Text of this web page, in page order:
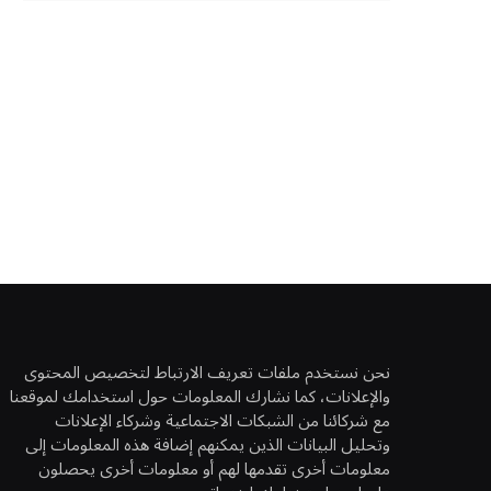
نحن نستخدم ملفات تعريف الارتباط لتخصيص المحتوى
والإعلانات، كما نشارك المعلومات حول استخدامك لموقعنا
مع شركائنا من الشبكات الاجتماعية وشركاء الإعلانات
وتحليل البيانات الذين يمكنهم إضافة هذه المعلومات إلى
معلومات أخرى تقدمها لهم أو معلومات أخرى يحصلون